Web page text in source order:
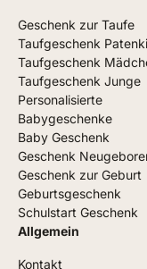
Geschenk zur Taufe
Taufgeschenk
Taufgeschenk
Taufgeschenk Junge
Personalisierte
Babygeschenke
Baby Geschenk
Geschenk
Geschenk zur Geburt
Geburtsgeschenk
Schulstart Geschenk
Allgemein
Kontakt